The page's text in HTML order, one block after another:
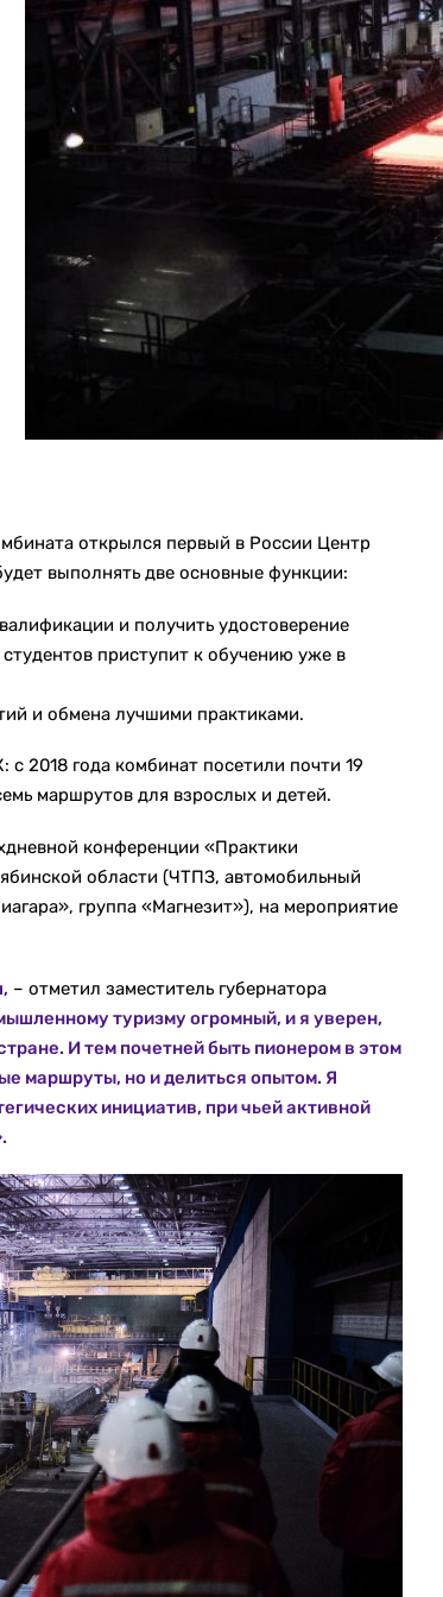
открылся первый в России Центр
выполнять две основные функции:
и получить удостоверение
приступит к обучению уже в
и обмена лучшими практиками.
2018 года комбинат посетили почти 19
маршрутов для взрослых и детей.
конференции «Практики
области (ЧТПЗ, автомобильный
группа «Магнезит»), на мероприятие
– отметил заместитель губернатора
туризму огромный, и я уверен,
И тем почетней быть пионером в этом
маршруты, но и делиться опытом. Я
инициатив, при чьей активной